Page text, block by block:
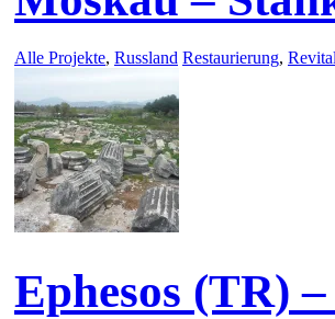
Alle Projekte, Russland Restaurierung,
Ephesos (TR)